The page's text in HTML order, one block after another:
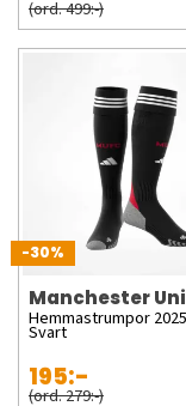
(ord. 499:-)
-30%
Manchester
Hemmastrumpor
Svart
195:-
(ord. 279:-)